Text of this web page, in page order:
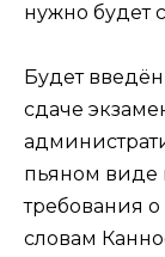
нужно будет
Будет
сдаче
пьяном
требования
словам